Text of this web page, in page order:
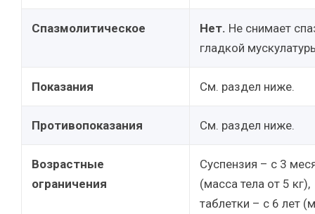
Спазмолитическое Нет. Не снимает
гладкой
Показания См. раздел ниже.
Противопоказания См. раздел ниже.
Возрастные
ограничения
Суспензия – с 3
(масса тела от 5 кг),
таблетки – с 6 лет